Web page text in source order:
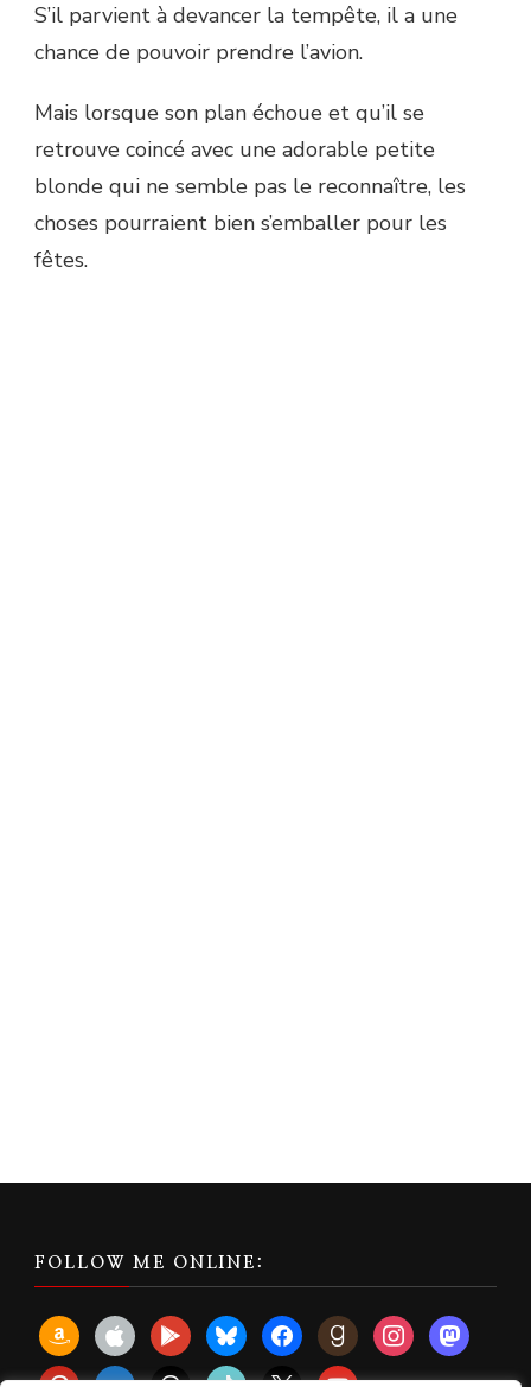
S’il parvient à devancer la tempête, il a une
chance de pouvoir prendre l’avion.
Mais lorsque son plan échoue et qu’il se
retrouve coincé avec une adorable petite
blonde qui ne semble pas le reconnaître, les
choses pourraient bien s’emballer pour les
fêtes.
FOLLOW ME ONLINE:
amazonapple play blueskyfacebookgoodreadsinstagrammastodon
pinterestsubscribethreadstiktokx youtube